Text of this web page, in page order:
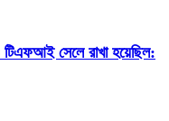
টিএফআই সেলে রাখা হয়েছিল: